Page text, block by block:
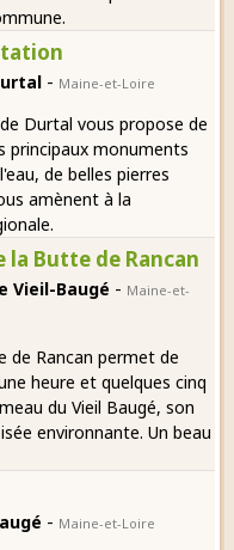
- Maine-et-Loire
Durtal vous propose de
principaux monuments
de belles pierres
amènent à la
la Butte de Rancan
Vieil-Baugé - Maine-et-
de Rancan permet de
heure et quelques cinq
du Vieil Baugé, son
environnante. Un beau
- Maine-et-Loire